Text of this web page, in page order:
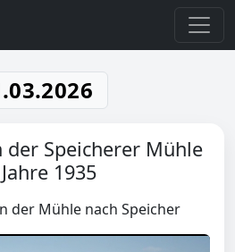
der Speicherer Mühle
1935
der Mühle nach Speicher